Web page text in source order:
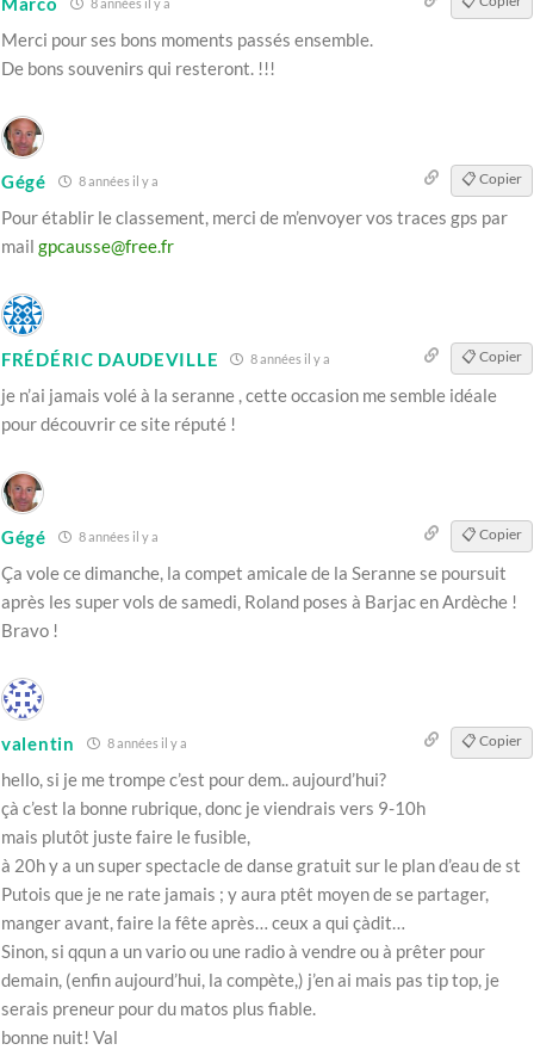
8 années il y a
Merci pour ses bons moments passés ensemble.
De bons souvenirs qui resteront. !!!
Gégé 8 années il y a 📋 Copier
Pour établir le classement, merci de m’envoyer vos traces gps par
mail gpcausse@free.fr
FRÉDÉRIC DAUDEVILLE 8 années il y a 📋 Copier
je n’ai jamais volé à la seranne , cette occasion me semble idéale
pour découvrir ce site réputé !
Gégé 8 années il y a 📋 Copier
Ça vole ce dimanche, la compet amicale de la Seranne se poursuit
après les super vols de samedi, Roland poses à Barjac en Ardèche !
Bravo !
valentin 8 années il y a 📋 Copier
hello, si je me trompe c’est pour dem.. aujourd’hui?
çà c’est la bonne rubrique, donc je viendrais vers 9-10h
mais plutôt juste faire le fusible,
à 20h y a un super spectacle de danse gratuit sur le plan d’eau de st
Putois que je ne rate jamais ; y aura ptêt moyen de se partager,
manger avant, faire la fête après… ceux a qui çàdit…
Sinon, si qqun a un vario ou une radio à vendre ou à prêter pour
demain, (enfin aujourd’hui, la compète,) j’en ai mais pas tip top, je
serais preneur pour du matos plus fiable.
bonne nuit! Val